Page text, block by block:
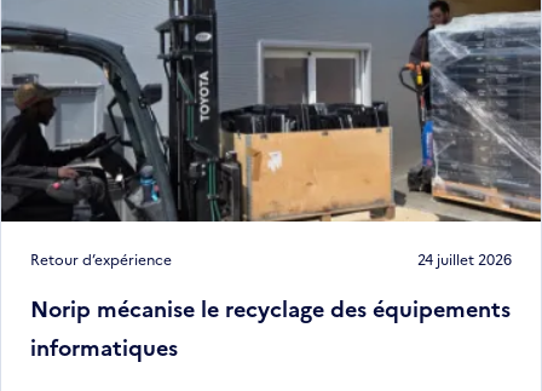
Retour d’expérience 24 juillet 2026
Norip mécanise le recyclage des équipements
informatiques